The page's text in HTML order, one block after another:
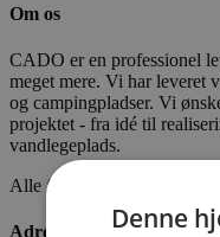
Om os
CADO er en professionel
meget mere. Vi har leveret
og campingpladser. Vi
projektet - fra idé til
vandlegeplads.
Alle fakta om CADO er
Adresse Denne